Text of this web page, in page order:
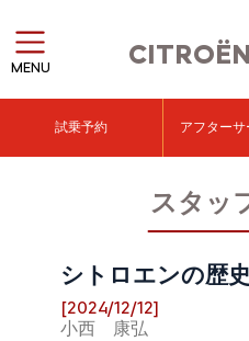
MENU
試乗予約 アフター
スタッ
シトロエンの
[2024/12/12]
小西 康弘